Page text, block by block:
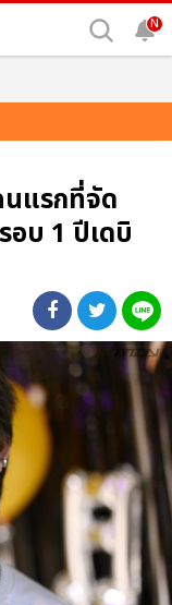
N
แรกที่จัด
บ 1 ปีเดบิ